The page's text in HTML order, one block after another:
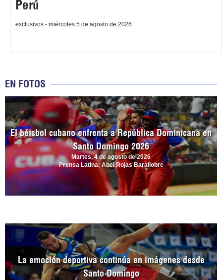
Perú
exclusivos - miércoles 5 de agosto de 2026
EN FOTOS
El béisbol cubano enfrenta a República Dominicana en
Santo Domingo 2026
Martes, 4 de agosto de 2026
Prensa Latina: Abel Rojas Barallobre
La emoción deportiva continúa en imágenes desde
Santo Domingo